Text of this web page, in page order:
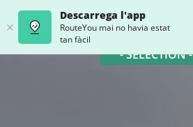
Descarrega l'app
RouteYou mai no havia estat
tan fàcil
- SELECTION -